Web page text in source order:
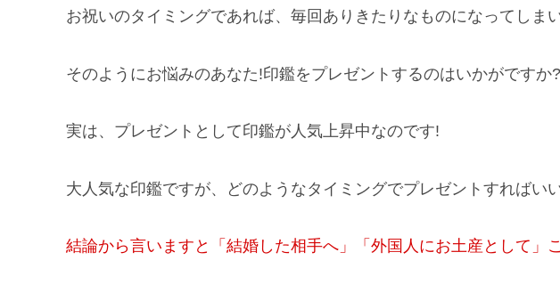
お祝いのタイミングであれば、毎回ありきたりなものになってしま
そのようにお悩みのあなた!印鑑をプレゼントするのはいかがですか?
実は、プレゼントとして印鑑が人気上昇中なのです!
大人気な印鑑ですが、どのようなタイミングでプレゼントすればい
結論から言いますと「結婚した相手へ」「外国人にお土産として」